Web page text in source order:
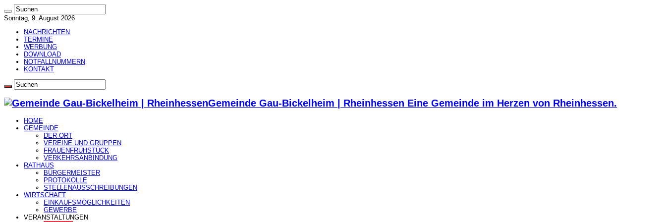
Sonntag, 9. August 2026
NACHRICHTEN
TERMINE
WERBUNG
DOWNLOAD
NOTFALLNUMMERN
KONTAKT
Gemeinde Gau-Bickelheim | Rheinhessen Eine Gemeinde im Herzen von Rheinhessen.
HOME
GEMEINDE
DER ORT
VEREINE UND GRUPPEN
FRAUENFRÜHSTÜCK
VERKEHRSANBINDUNG
RATHAUS
BÜRGERMEISTER
PROTOKOLLE
STELLENAUSSCHREIBUNGEN
WIRTSCHAFT
EINKAUFSMÖGLICHKEITEN
GEWERBE
VERANSTALTUNGEN